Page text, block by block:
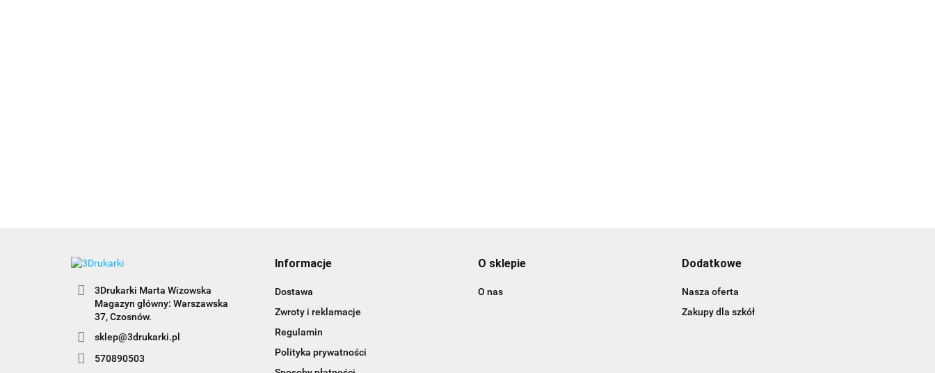
3Drukarki Marta Wizowska
Magazyn główny: Warszawska
sklep@3drukarki.pl
570890503
Informacje
Dostawa
Zwroty i reklamacje
Regulamin
Polityka prywatności
O sklepie
O nas
Dodatkowe
Nasza oferta
Zakupy dla szkół